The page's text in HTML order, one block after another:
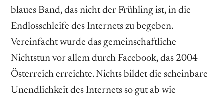
blaues Band, das nicht der Frühling ist, in die
Endlosschleife des Internets zu begeben.
Vereinfacht wurde das gemeinschaftliche
Nichtstun vor allem durch Facebook, das 2004
Österreich erreichte. Nichts bildet die scheinbare
Unendlichkeit des Internets so gut ab wie